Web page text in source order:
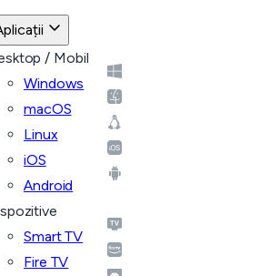
/ Mobil
Windows
macOS
Linux
iOS
Android
Smart TV
Fire TV